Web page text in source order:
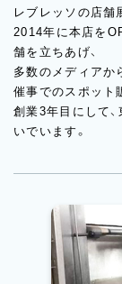
レブレッソの店舗
2014年に本店を
舗を立ちあげ、
多数のメディアか
催事でのスポット
創業3年目にして
いでいます。